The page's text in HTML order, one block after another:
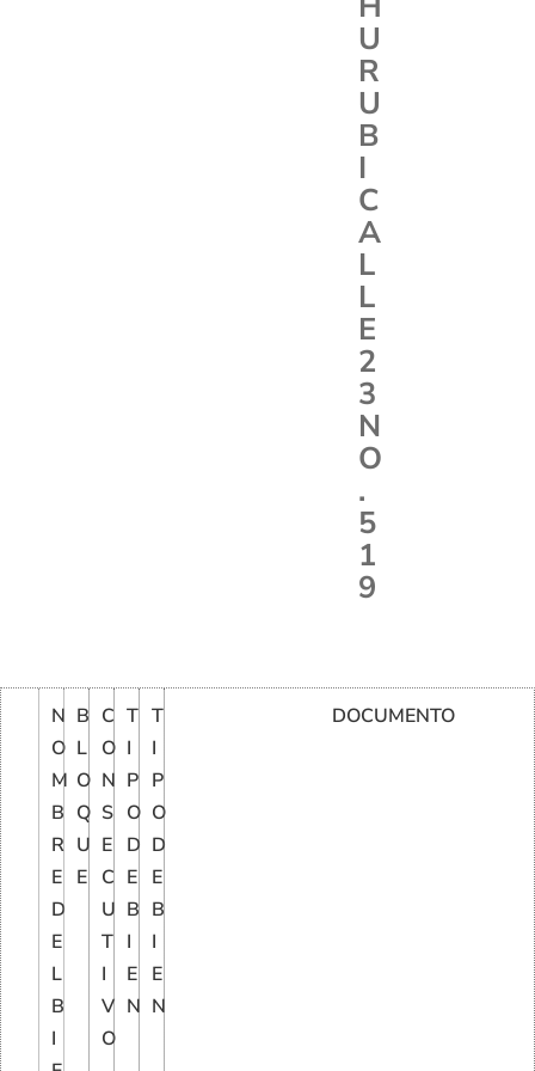
U
R
U
B
I
C
A
L
L
E
2
3
N
O
.
5
1
9
N
O
M
B
R
E
D
E
L
B
I
B
L
O
Q
U
E
C
O
N
S
E
C
U
T
I
V
O
T
I
P
O
D
E
B
I
E
N
T
I
P
O
D
E
B
I
E
N
DOCUMENTO